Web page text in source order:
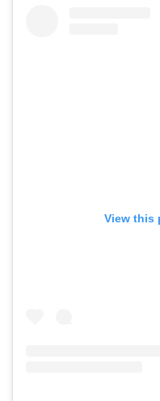
View this